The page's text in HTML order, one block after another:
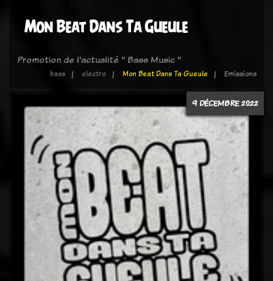
Mon Beat Dans Ta Gueule
Promotion de l'actualité " Bass Music "
bass electro Mon Beat Dans Ta Gueule Emissions
9 DÉCEMBRE 2022